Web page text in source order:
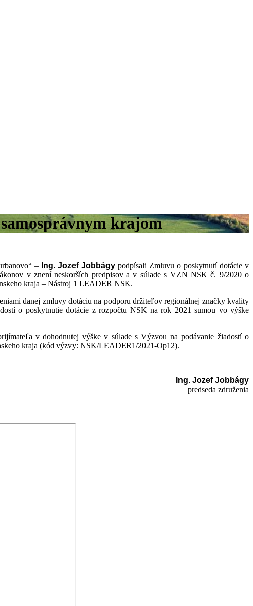
krajom
– Ing. Jozef Jobbágy podpísali Zmluvu o poskytnutí dotácie v
v znení neskorších predpisov a v súlade s VZN NSK č. 9/2020 o
kraja – Nástroj 1 LEADER NSK.
danej zmluvy dotáciu na podporu držiteľov regionálnej značky kvality
o poskytnutie dotácie z rozpočtu NSK na rok 2021 sumou vo výške
v dohodnutej výške v súlade s Výzvou na podávanie žiadostí o
kraja (kód výzvy: NSK/LEADER1/2021-Op12).
Ing. Jozef Jobbágy
predseda združenia